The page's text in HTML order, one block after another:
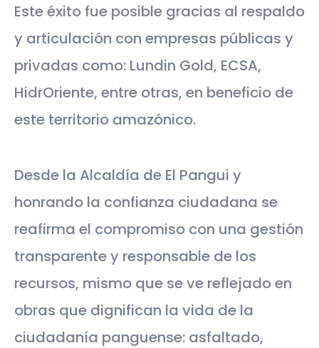
Este éxito fue posible gracias al respaldo
y articulación con empresas públicas y
privadas como: Lundin Gold, ECSA,
HidrOriente, entre otras, en beneficio de
este territorio amazónico.
Desde la Alcaldía de El Pangui y
honrando la confianza ciudadana se
reafirma el compromiso con una gestión
transparente y responsable de los
recursos, mismo que se ve reflejado en
obras que dignifican la vida de la
ciudadanía panguense: asfaltado,